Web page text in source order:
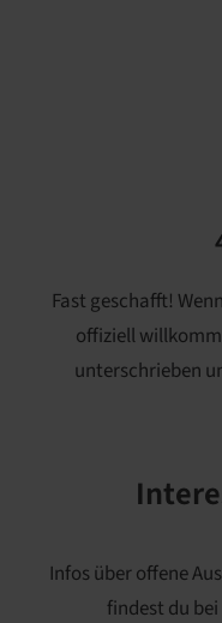
Fast geschafft!
offiziell
unterschrieben
Infos über offene
findest du bei